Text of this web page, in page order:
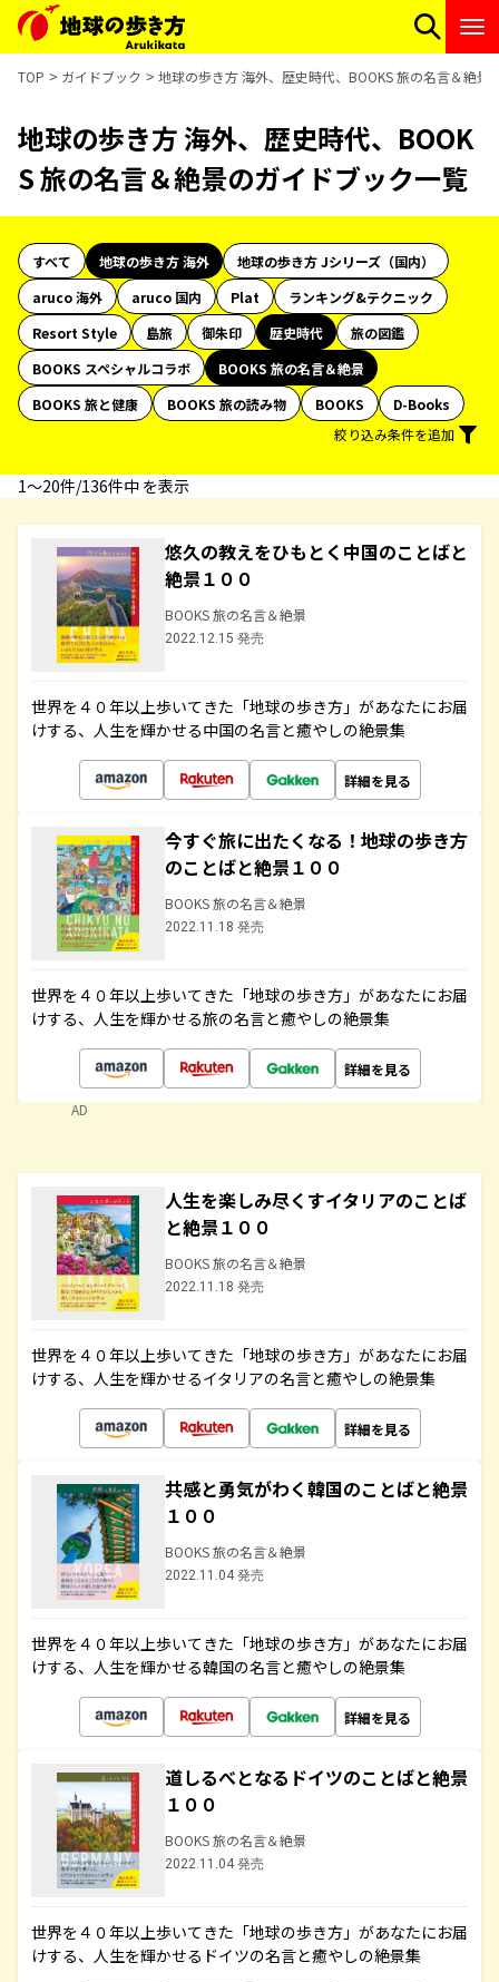
TOP ガイドブック 地球の歩き方 海外、歴史時代、BOOKS 旅の名言＆絶景
地球の歩き方 海外、歴史時代、BOOK
S 旅の名言＆絶景のガイドブック一覧
すべて 地球の歩き方 海外
地球の歩き方 Jシリーズ（国内）
aruco 海外
aruco 国内 Plat
ランキング&テクニック
Resort Style
島旅 御朱印 歴史時代
旅の図鑑
BOOKS スペシャルコラボ
BOOKS 旅の名言＆絶景
BOOKS 旅と健康
BOOKS 旅の読み物 BOOKS
D-Books
絞り込み条件を追加
1〜20件/136件中 を表示
悠久の教えをひもとく中国のことばと
絶景１００
BOOKS 旅の名言＆絶景
2022.12.15 発売
世界を４０年以上歩いてきた「地球の歩き方」があなたにお届
けする、人生を輝かせる中国の名言と癒やしの絶景集
詳細を見る
今すぐ旅に出たくなる！地球の歩き方
のことばと絶景１００
BOOKS 旅の名言＆絶景
2022.11.18 発売
世界を４０年以上歩いてきた「地球の歩き方」があなたにお届
けする、人生を輝かせる旅の名言と癒やしの絶景集
詳細を見る
AD
人生を楽しみ尽くすイタリアのことば
と絶景１００
BOOKS 旅の名言＆絶景
2022.11.18 発売
世界を４０年以上歩いてきた「地球の歩き方」があなたにお届
けする、人生を輝かせるイタリアの名言と癒やしの絶景集
詳細を見る
共感と勇気がわく韓国のことばと絶景
１００
BOOKS 旅の名言＆絶景
2022.11.04 発売
世界を４０年以上歩いてきた「地球の歩き方」があなたにお届
けする、人生を輝かせる韓国の名言と癒やしの絶景集
詳細を見る
道しるべとなるドイツのことばと絶景
１００
BOOKS 旅の名言＆絶景
2022.11.04 発売
世界を４０年以上歩いてきた「地球の歩き方」があなたにお届
けする、人生を輝かせるドイツの名言と癒やしの絶景集